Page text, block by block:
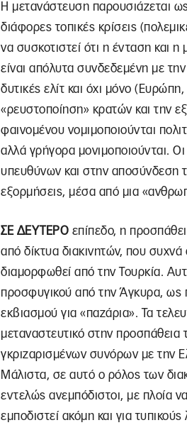
Η μετανάστευση παρουσιάζεται
διάφορες τοπικές κρίσεις
να συσκοτιστεί ότι η ένταση και
είναι απόλυτα συνδεδεμένη με
δυτικές ελίτ και όχι μόνο
«ρευστοποίηση» κρατών και την
φαινομένου νομιμοποιούνται
αλλά γρήγορα μονιμοποιούνται.
υπευθύνων και στην αποσύνδεση
εξορμήσεις, μέσα από μια
ΣΕ ΔΕΥΤΕΡΟ επίπεδο, η
από δίκτυα διακινητών, που
διαμορφωθεί από την Τουρκία.
προσφυγικού από την Άγκυρα, ως
εκβιασμού για «παζάρια». Τα
μεταναστευτικό στην προσπάθεια
γκριζαρισμένων συνόρων με την
Μάλιστα, σε αυτό ο ρόλος των
εντελώς ανεμπόδιστοι, με πλοία
εμποδιστεί ακόμη και για